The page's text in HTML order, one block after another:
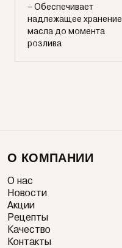
– Обеспечивает
надлежащее хранение
масла до момента
розлива
О КОМПАНИИ
О нас
Новости
Акции
Рецепты
Качество
Контакты